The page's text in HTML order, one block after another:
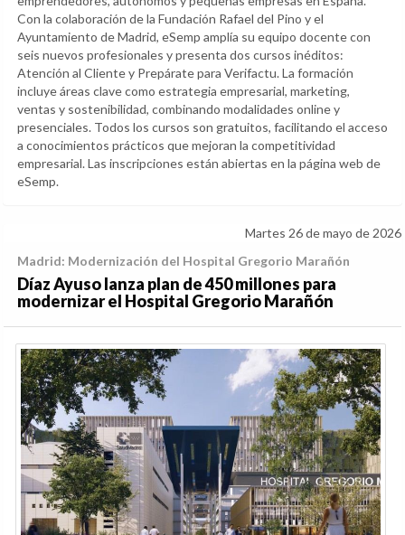
Con la colaboración de la Fundación Rafael del Pino y el
Ayuntamiento de Madrid, eSemp amplía su equipo docente con
seis nuevos profesionales y presenta dos cursos inéditos:
Atención al Cliente y Prepárate para Verifactu. La formación
incluye áreas clave como estrategia empresarial, marketing,
ventas y sostenibilidad, combinando modalidades online y
presenciales. Todos los cursos son gratuitos, facilitando el acceso
a conocimientos prácticos que mejoran la competitividad
empresarial. Las inscripciones están abiertas en la página web de
eSemp.
Martes 26 de mayo de 2026
Madrid: Modernización del Hospital Gregorio Marañón
Díaz Ayuso lanza plan de 450 millones para
modernizar el Hospital Gregorio Marañón